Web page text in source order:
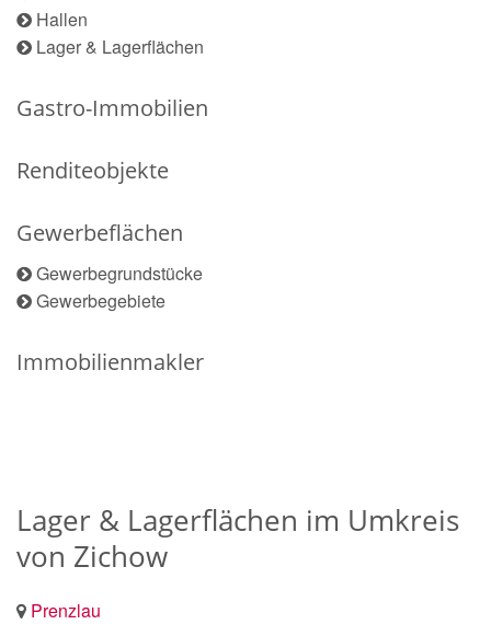
Hallen
Lager & Lagerflächen
Gastro-Immobilien
Renditeobjekte
Gewerbeflächen
Gewerbegrundstücke
Gewerbegebiete
Immobilienmakler
Lager & Lagerflächen im Umkreis
von Zichow
Prenzlau